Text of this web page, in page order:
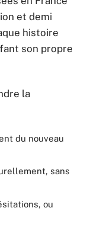
et demi
histoire
son propre
la
du nouveau
sans
ou